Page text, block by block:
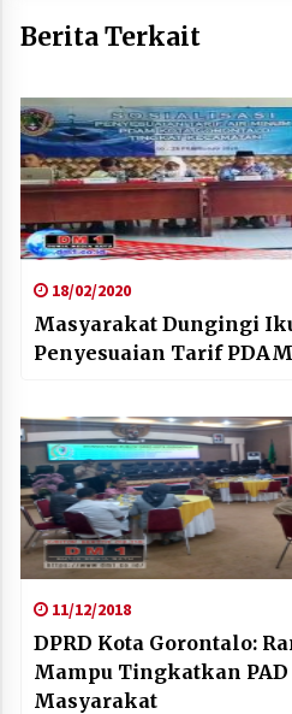
Berita Terkait
18/02/2020
Masyarakat Dungingi
Penyesuaian Tarif
11/12/2018
DPRD Kota Gorontalo:
Mampu Tingkatkan
Masyarakat